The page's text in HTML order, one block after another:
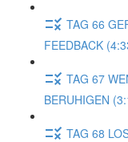
TAG 66
FEEDBACK
TAG 67
BERUHIGEN
TAG 68